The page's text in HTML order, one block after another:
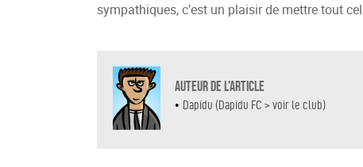
sympathiques, c’est un plaisir de mettre tout
Auteur de l’article
• Dapidu (Dapidu FC > voir le club)